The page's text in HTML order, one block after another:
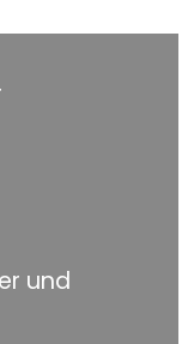
und